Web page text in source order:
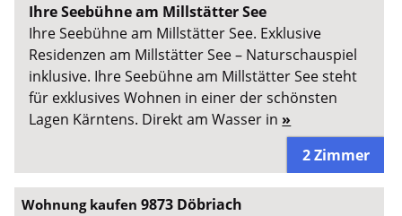
Ihre Seebühne am Millstätter See
Ihre Seebühne am Millstätter See. Exklusive
Residenzen am Millstätter See – Naturschauspiel
inklusive. Ihre Seebühne am Millstätter See steht
für exklusives Wohnen in einer der schönsten
Lagen Kärntens. Direkt am Wasser in »
2 Zimmer
Wohnung kaufen9873 Döbriach